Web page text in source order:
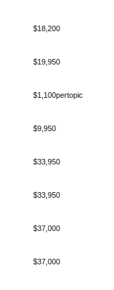
$18,200
$19,950
$1,100pertopic
$9,950
$33,950
$33,950
$37,000
$37,000